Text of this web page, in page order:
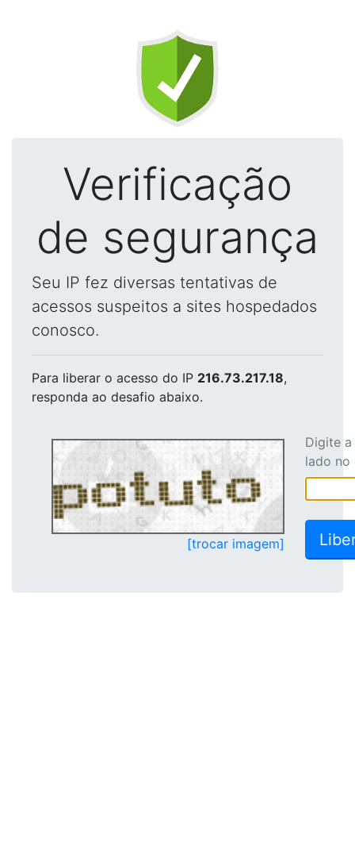
Verificação
de segurança
Seu IP fez diversas tentativas de
acessos suspeitos a sites hospedados
conosco.
Para liberar o acesso do IP 216.73.217.18,
responda ao desafio abaixo.
[trocar imagem]
Digite
lado no